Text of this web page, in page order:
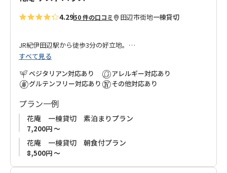
4.2950 件の口コミ 田辺市街地一棟貸切
JR紀伊田辺駅から徒歩3分の好立地。
隣接する「 ホテル花屋 」が運営する一棟貸切のお宿です。
元々旅館だった木造2階建ての建物をゲストハウスとしてリノベ
ーションしました。
お部屋は4.5畳の二間続きの和室。お友達同士やファミリーにオ
ススメ！
まわりは味自慢の寿司・割烹・居酒屋、200軒以上の飲食店が並
すべて見る
ベジタリアン対応あり
グルテンフリー対応あり
アレルギー対応あり
その他対応あり
プラン一例
花庵 一棟貸切 素泊まりプラン
7,200円 ～
花庵 一棟貸切 朝食付プラン
8,500円 ～